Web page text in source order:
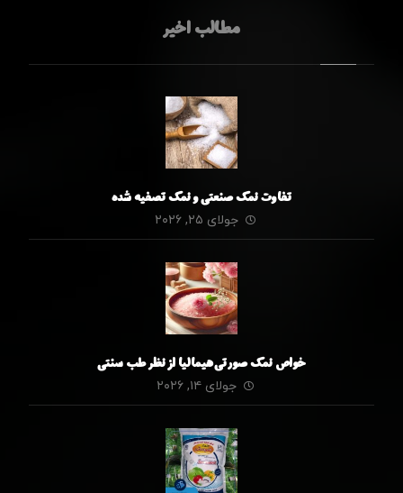
مطالب اخیر
تفاوت نمک صنعتی و نمک تصفیه شده
جولای ۲۵, ۲۰۲۶
خواص نمک صورتی هیمالیا از نظر طب سنتی
جولای ۱۴, ۲۰۲۶